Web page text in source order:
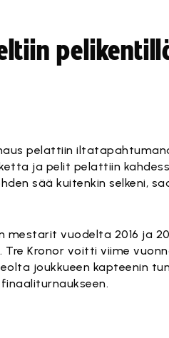
pelattiin
ja pelit pelattiin
sää kuitenkin selkeni,
mestarit vuodelta 2016 ja
Kronor voitti viime
joukkueen kapteenin